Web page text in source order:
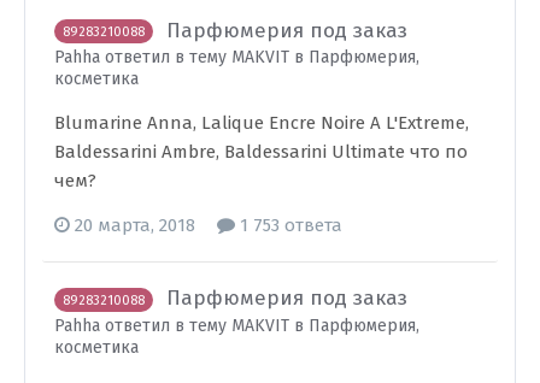
89283210088 Парфюмерия под заказ
Pahha ответил в тему MAKVIT в Парфюмерия,
косметика
Blumarine Anna, Lalique Encre Noire A L'Extreme,
Baldessarini Ambre, Baldessarini Ultimate что по
чем?
20 марта, 2018 1 753 ответа
89283210088 Парфюмерия под заказ
Pahha ответил в тему MAKVIT в Парфюмерия,
косметика